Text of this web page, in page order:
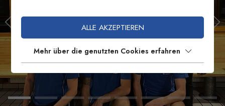
ASV WELSCHNOFEN
FUSSBALL
ALLE AKZEPTIEREN
Mehr über die genutzten Cookies erfahren